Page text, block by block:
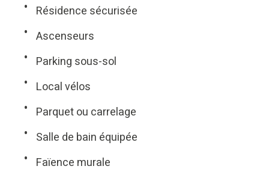
Résidence sécurisée
Ascenseurs
Parking sous-sol
Local vélos
Parquet ou carrelage
Salle de bain équipée
Faïence murale